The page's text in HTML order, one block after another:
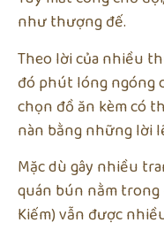
như thượng đế.
Theo lời của nhiều
đó phút lóng ngóng
chọn đồ ăn kèm có
nàn bằng những lời
Mặc dù gây nhiều
quán bún nằm trong
Kiếm) vẫn được